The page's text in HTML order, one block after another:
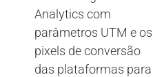
Analytics com
parâmetros UTM e os
pixels de conversão
das plataformas para